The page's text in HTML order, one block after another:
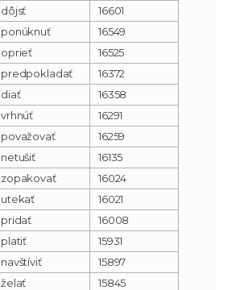
dôjsť
16601
ponúknuť
16549
oprieť
16525
predpokladať
16372
diať
16358
vrhnúť
16291
považovať
16259
netušiť
16135
zopakovať
16024
utekať
16021
pridať
16008
platiť
15931
navštíviť
15897
želať
15845